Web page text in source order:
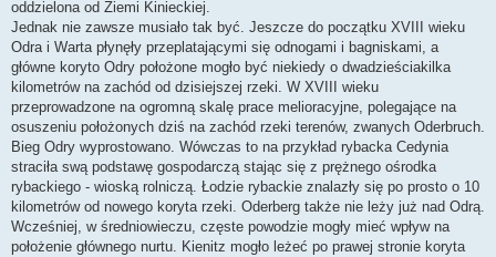
oddzielona od Ziemi Kinieckiej.
Jednak nie zawsze musiało tak być. Jeszcze do początku XVIII wieku
Odra i Warta płynęły przeplatającymi się odnogami i bagniskami, a
główne koryto Odry położone mogło być niekiedy o dwadzieściakilka
kilometrów na zachód od dzisiejszej rzeki. W XVIII wieku
przeprowadzone na ogromną skalę prace melioracyjne, polegające na
osuszeniu położonych dziś na zachód rzeki terenów, zwanych Oderbruch.
Bieg Odry wyprostowano. Wówczas to na przykład rybacka Cedynia
straciła swą podstawę gospodarczą stając się z prężnego ośrodka
rybackiego - wioską rolniczą. Łodzie rybackie znalazły się po prosto o 10
kilometrów od nowego koryta rzeki. Oderberg także nie leży już nad Odrą.
Wcześniej, w średniowieczu, częste powodzie mogły mieć wpływ na
położenie głównego nurtu. Kienitz mogło leżeć po prawej stronie koryta